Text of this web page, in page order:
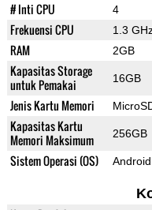
# Inti CPU 4
Frekuensi CPU 1.3
RAM 2GB
Kapasitas Storage
untuk Pemakai
16GB
Jenis Kartu Memori
Kapasitas Kartu
Memori Maksimum
256GB
Sistem Operasi (OS)